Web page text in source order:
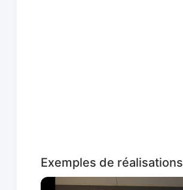
Exemples de réalisations